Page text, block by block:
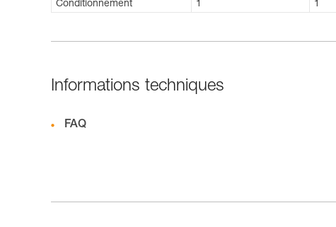
Conditionnement
1 1
Informations techniques
FAQ